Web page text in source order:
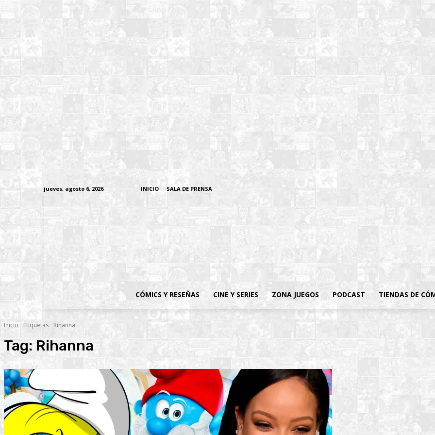
jueves, agosto 6, 2026 INICIO SALA DE PRENSA
CÓMICS Y RESEÑAS CINE Y SERIES ZONA JUEGOS PODCAST TIENDAS DE
Inicio Etiquetas Rihanna
Tag: Rihanna